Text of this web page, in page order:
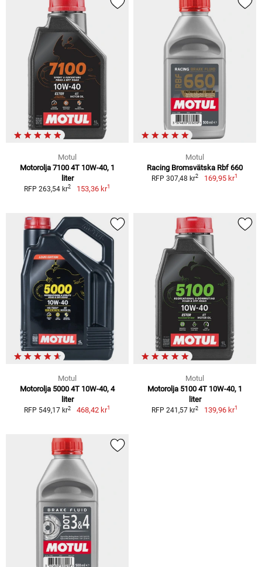
Motul
Motorolja 7100 4T 10W-40, 1
liter
RFP 263,54 kr2 153,36 kr1
Motul
Racing Bromsvätska Rbf 660
RFP 307,48 kr2 169,95 kr1
Motul
Motorolja 5000 4T 10W-40, 4
liter
RFP 549,17 kr2 468,42 kr1
Motul
Motorolja 5100 4T 10W-40, 1
liter
RFP 241,57 kr2 139,96 kr1